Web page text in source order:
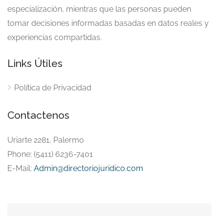
especialización, mientras que las personas pueden
tomar decisiones informadas basadas en datos reales y
experiencias compartidas.
Links Útiles
Política de Privacidad
Contactenos
Uriarte 2281, Palermo
Phone: (5411) 6236-7401
E-Mail: Admin@directoriojuridico.com